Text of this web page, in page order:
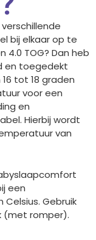
bij elkaar op te
4.0 TOG? Dan heb
en toegedekt
tot 18 graden
voor een
en
Hierbij wordt
van
een
Gebruik
(met romper).